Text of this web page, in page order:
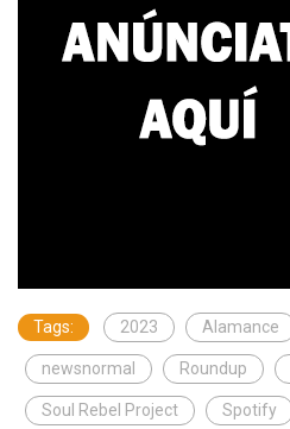
Tags: 2023 Alamance
newsnormal Roundup
Soul Rebel Project Spotify